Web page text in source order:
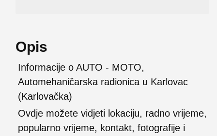
Opis
Informacije o AUTO - MOTO,
Automehaničarska radionica u Karlovac
(Karlovačka)
Ovdje možete vidjeti lokaciju, radno vrijeme,
popularno vrijeme, kontakt, fotografije i